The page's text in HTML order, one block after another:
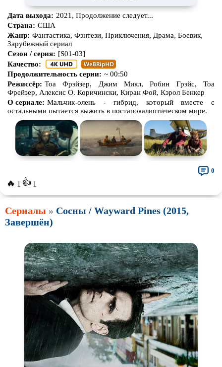
Дата выхода: 2021, Продолжение следует...
Страна: США
Жанр: Фантастика, Фэнтези, Приключения, Драма, Боевик,
Зарубежный сериал
Сезон / серия: [S01-03]
Качество:
Продолжительность серии: ~ 00:50
Режиссёр: Тоа Фрэйзер, Джим Микл, Робин Грэйс, Тоа
Фрейзер, Алексис О. Коричински, Киран Фой, Кэрол Бенкер
О сериале: Мальчик-олень - гибрид, который вместе с
остальными пытается выжить в постапокалиптическом мире.
🔥 1 👍 1
0
Сериалы » Сосны / Wayward Pines (2015,
Завершён)